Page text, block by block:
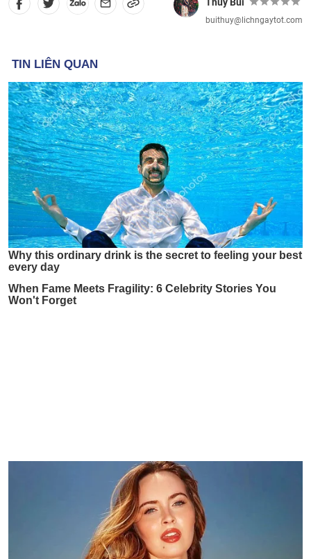
buithuy@lichngaytot.com